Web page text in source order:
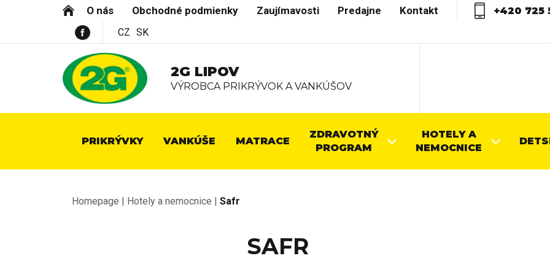
O nás Obchodné podmienky Zaujímavosti Predajne Kontakt
+420 725
CZ SK
2G LIPOV
VÝROBCA PRIKRÝVOK A VANKÚŠOV
PRIKRÝVKY VANKÚŠE MATRACE
ZDRAVOTNÝ
PROGRAM
HOTELY A
NEMOCNICE
Homepage Hotely a nemocnice Safr
SAFR